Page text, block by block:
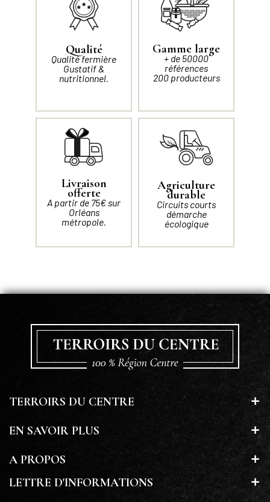
Qualité
Qualité fermière
Gustatif &
nutritionnel.
Gamme large
+ de 50000
références
200 producteurs
Livraison
offerte
A partir de 75€ sur
Orléans
métropole.
Agriculture
durable
Circuits courts
démarche
écologique
TERROIRS DU CENTRE
EN SAVOIR PLUS
A PROPOS
LETTRE D'INFORMATIONS